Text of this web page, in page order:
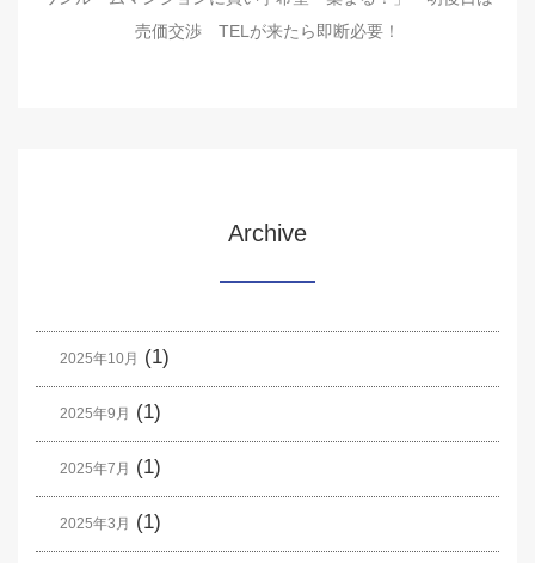
売価交渉 TELが来たら即断必要！
Archive
2025年10月 (1)
2025年9月 (1)
2025年7月 (1)
2025年3月 (1)